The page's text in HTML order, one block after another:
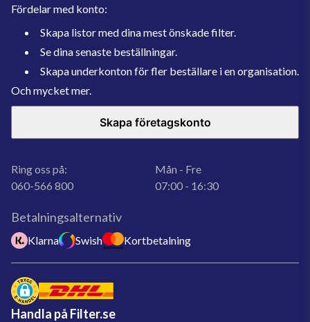
Fördelar med konto:
Skapa listor med dina mest önskade filter.
Se dina senaste beställningar.
Skapa underkonton för fler beställare i en organisation.
Och mycket mer.
Skapa företagskonto
Ring oss på:
060-566 800
Mån - Fre
07:00 - 16:30
Betalningsalternativ
Klarna Swish Kortbetalning
Handla på Filter.se